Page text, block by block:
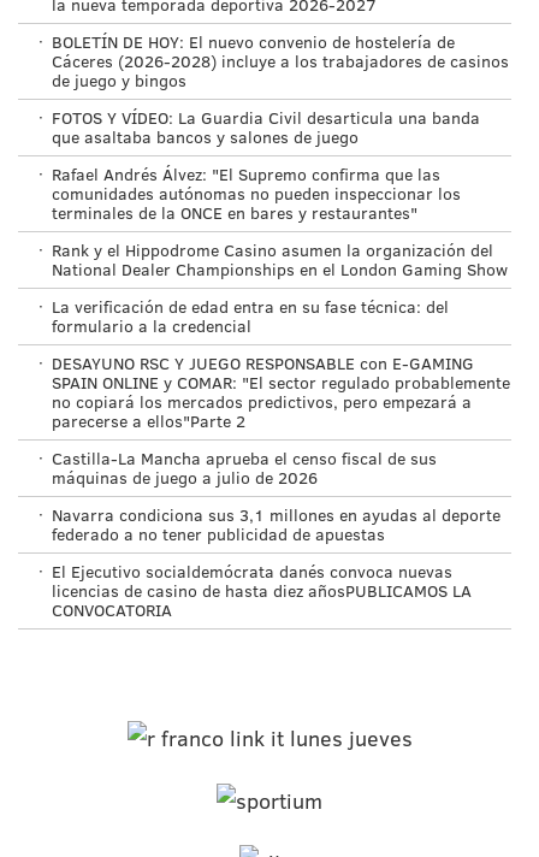
· BOLETÍN DE HOY: El nuevo convenio de hostelería de
Cáceres (2026-2028) incluye a los trabajadores de casinos
de juego y bingos
· FOTOS Y VÍDEO: La Guardia Civil desarticula una banda
que asaltaba bancos y salones de juego
· Rafael Andrés Álvez: "El Supremo confirma que las
comunidades autónomas no pueden inspeccionar los
terminales de la ONCE en bares y restaurantes"
· Rank y el Hippodrome Casino asumen la organización del
National Dealer Championships en el London Gaming Show
· La verificación de edad entra en su fase técnica: del
formulario a la credencial
· DESAYUNO RSC Y JUEGO RESPONSABLE con E-GAMING
SPAIN ONLINE y COMAR: "El sector regulado probablemente
no copiará los mercados predictivos, pero empezará a
parecerse a ellos"Parte 2
· Castilla-La Mancha aprueba el censo fiscal de sus
máquinas de juego a julio de 2026
· Navarra condiciona sus 3,1 millones en ayudas al deporte
federado a no tener publicidad de apuestas
· El Ejecutivo socialdemócrata danés convoca nuevas
licencias de casino de hasta diez añosPUBLICAMOS LA
CONVOCATORIA